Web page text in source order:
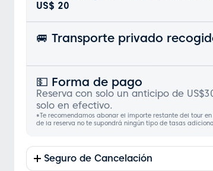
US$ 20
🚐 Transporte privado
‍💵 Forma de pago
Reserva con solo un anticipo de
solo en efectivo.
*Te recomendamos abonar el importe restante del tour
de la reserva no te supondrá ningún tipo de tasas
Seguro de Cancelación